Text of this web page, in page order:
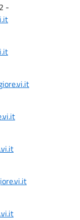
-